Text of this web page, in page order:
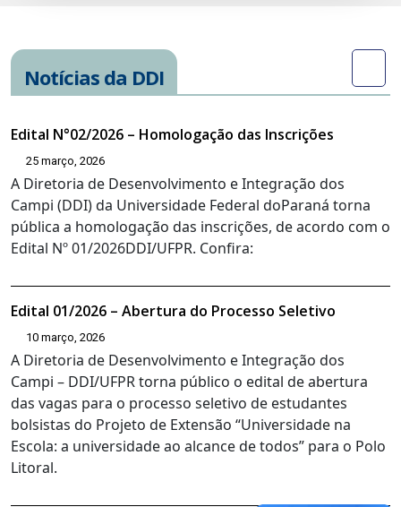
Notícias da DDI
Edital N°02/2026 – Homologação das Inscrições
25 março, 2026
A Diretoria de Desenvolvimento e Integração dos
Campi (DDI) da Universidade Federal doParaná torna
pública a homologação das inscrições, de acordo com o
Edital Nº 01/2026DDI/UFPR. Confira:
Edital 01/2026 – Abertura do Processo Seletivo
10 março, 2026
A Diretoria de Desenvolvimento e Integração dos
Campi – DDI/UFPR torna público o edital de abertura
das vagas para o processo seletivo de estudantes
bolsistas do Projeto de Extensão “Universidade na
Escola: a universidade ao alcance de todos” para o Polo
Litoral.